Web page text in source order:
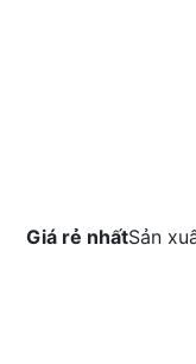
Giá rẻ nhấtSản